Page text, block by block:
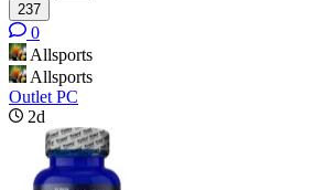
237
0
Allsports
Allsports
Outlet PC
2d